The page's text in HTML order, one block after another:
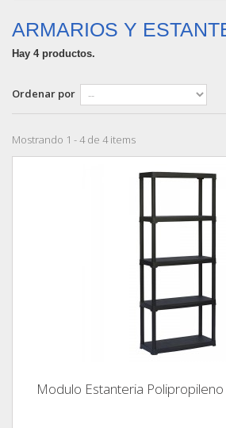
ARMARIOS Y
Hay 4 productos.
Ordenar por
Mostrando 1 - 4 de 4 items
Modulo Estanteria